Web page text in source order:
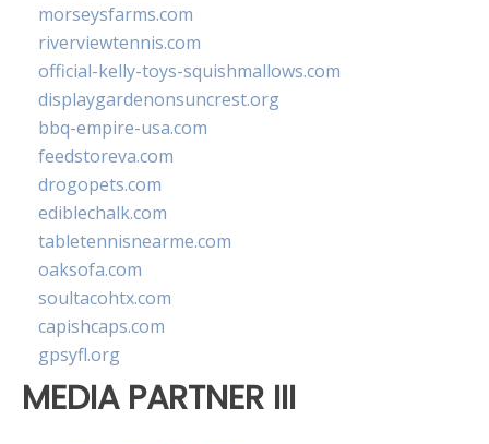
morseysfarms.com
riverviewtennis.com
official-kelly-toys-squishmallows.com
displaygardenonsuncrest.org
bbq-empire-usa.com
feedstoreva.com
drogopets.com
ediblechalk.com
tabletennisnearme.com
oaksofa.com
soultacohtx.com
capishcaps.com
gpsyfl.org
MEDIA PARTNER III